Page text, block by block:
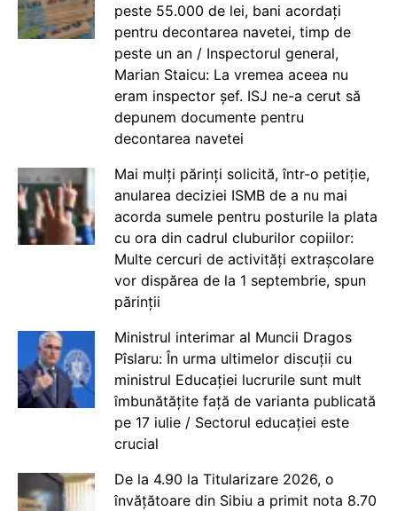
peste 55.000 de lei, bani acordați
pentru decontarea navetei, timp de
peste un an / Inspectorul general,
Marian Staicu: La vremea aceea nu
eram inspector șef. ISJ ne-a cerut să
depunem documente pentru
decontarea navetei
Mai mulți părinți solicită, într-o petiție,
anularea deciziei ISMB de a nu mai
acorda sumele pentru posturile la plata
cu ora din cadrul cluburilor copiilor:
Multe cercuri de activități extrașcolare
vor dispărea de la 1 septembrie, spun
părinții
Ministrul interimar al Muncii Dragos
Pîslaru: În urma ultimelor discuții cu
ministrul Educației lucrurile sunt mult
îmbunătățite față de varianta publicată
pe 17 iulie / Sectorul educației este
crucial
De la 4.90 la Titularizare 2026, o
învățătoare din Sibiu a primit nota 8.70